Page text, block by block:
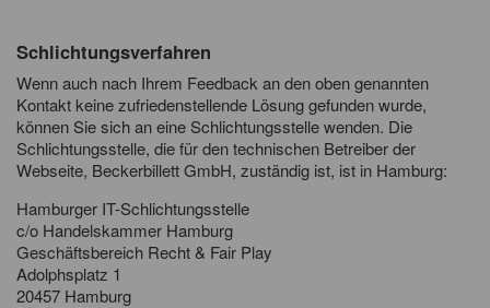
Schlichtungsverfahren
Wenn auch nach Ihrem Feedback an den oben genannten
Kontakt keine zufriedenstellende Lösung gefunden wurde,
können Sie sich an eine Schlichtungsstelle wenden. Die
Schlichtungsstelle, die für den technischen Betreiber der
Webseite, Beckerbillett GmbH, zuständig ist, ist in Hamburg:
Hamburger IT-Schlichtungsstelle
c/o Handelskammer Hamburg
Geschäftsbereich Recht & Fair Play
Adolphsplatz 1
20457 Hamburg